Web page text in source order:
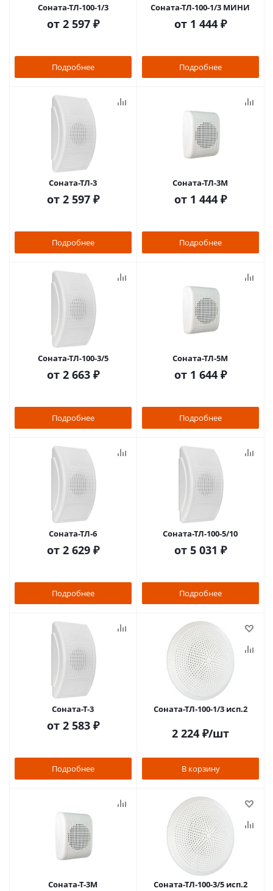
Соната-ТЛ-100-1/3
от 2 597 ₽
Подробнее
Соната-ТЛ-100-1/3 МИНИ
от 1 444 ₽
Подробнее
Соната-ТЛ-3
от 2 597 ₽
Подробнее
Соната-ТЛ-3М
от 1 444 ₽
Подробнее
Соната-ТЛ-100-3/5
от 2 663 ₽
Подробнее
Соната-ТЛ-5М
от 1 644 ₽
Подробнее
Соната-ТЛ-6
от 2 629 ₽
Подробнее
Соната-ТЛ-100-5/10
от 5 031 ₽
Подробнее
Соната-Т-3
от 2 583 ₽
Подробнее
Соната-ТЛ-100-1/3 исп.2
2 224 ₽/шт
В корзину
Соната-Т-3М Соната-ТЛ-100-3/5 исп.2